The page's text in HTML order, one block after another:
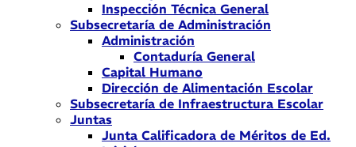
Inspección Técnica General
Subsecretaría de Administración
Administración
Contaduría General
Capital Humano
Dirección de Alimentación Escolar
Subsecretaría de Infraestructura Escolar
Juntas
Junta Calificadora de Méritos de Ed.